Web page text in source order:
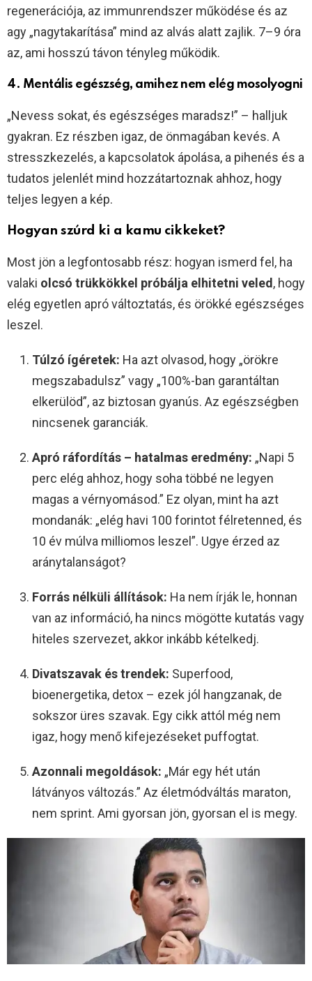
regenerációja, az immunrendszer működése és az
agy „nagytakarítása” mind az alvás alatt zajlik. 7–9 óra
az, ami hosszú távon tényleg működik.
4. Mentális egészség, amihez nem elég mosolyogni
„Nevess sokat, és egészséges maradsz!” – halljuk
gyakran. Ez részben igaz, de önmagában kevés. A
stresszkezelés, a kapcsolatok ápolása, a pihenés és a
tudatos jelenlét mind hozzátartoznak ahhoz, hogy
teljes legyen a kép.
Hogyan szúrd ki a kamu cikkeket?
Most jön a legfontosabb rész: hogyan ismerd fel, ha
valaki olcsó trükkökkel próbálja elhitetni veled, hogy
elég egyetlen apró változtatás, és örökké egészséges
leszel.
Túlzó ígéretek: Ha azt olvasod, hogy „örökre
megszabadulsz” vagy „100%-ban garantáltan
elkerülöd”, az biztosan gyanús. Az egészségben
nincsenek garanciák.
Apró ráfordítás – hatalmas eredmény: „Napi 5
perc elég ahhoz, hogy soha többé ne legyen
magas a vérnyomásod.” Ez olyan, mint ha azt
mondanák: „elég havi 100 forintot félretenned, és
10 év múlva milliomos leszel”. Ugye érzed az
aránytalanságot?
Forrás nélküli állítások: Ha nem írják le, honnan
van az információ, ha nincs mögötte kutatás vagy
hiteles szervezet, akkor inkább kételkedj.
Divatszavak és trendek: Superfood,
bioenergetika, detox – ezek jól hangzanak, de
sokszor üres szavak. Egy cikk attól még nem
igaz, hogy menő kifejezéseket puffogtat.
Azonnali megoldások: „Már egy hét után
látványos változás.” Az életmódváltás maraton,
nem sprint. Ami gyorsan jön, gyorsan el is megy.